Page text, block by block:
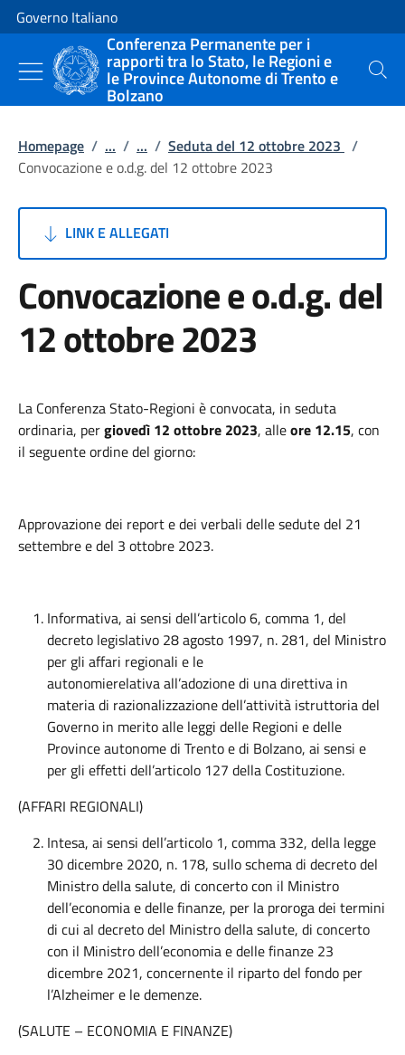
Vai al contenuto
Vai alla navigazione del sito
Governo Italiano
Conferenza Permanente per i
rapporti tra lo Stato, le Regioni e
le Province Autonome di Trento e
Bolzano
Cerca
Homepage / ... / ... / Seduta del 12 ottobre 2023 /
Convocazione e o.d.g. del 12 ottobre 2023
LINK E ALLEGATI
Convocazione e o.d.g. del
12 ottobre 2023
La Conferenza Stato-Regioni è convocata, in seduta
ordinaria, pergiovedì 12 ottobre 2023, alleore 12.15, con
il seguente ordine del giorno:
Approvazione dei report e dei verbali delle sedute del 21
settembre e del 3 ottobre 2023.
Informativa, ai sensi dell’articolo 6, comma 1, del
decreto legislativo 28 agosto 1997, n. 281, del Ministro
per gli affari regionali e le
autonomierelativa all’adozione di una direttiva in
materia di razionalizzazione dell’attività istruttoria del
Governo in merito alle leggi delle Regioni e delle
Province autonome di Trento e di Bolzano, ai sensi e
per gli effetti dell’articolo 127 della Costituzione.
(AFFARI REGIONALI)
Intesa, ai sensi dell’articolo 1, comma 332, della legge
30 dicembre 2020, n. 178, sullo schema di decreto del
Ministro della salute, di concerto con il Ministro
dell’economia e delle finanze, per la proroga dei termini
di cui al decreto del Ministro della salute, di concerto
con il Ministro dell’economia e delle finanze 23
dicembre 2021, concernente il riparto del fondo per
l’Alzheimer e le demenze.
(SALUTE – ECONOMIA E FINANZE)